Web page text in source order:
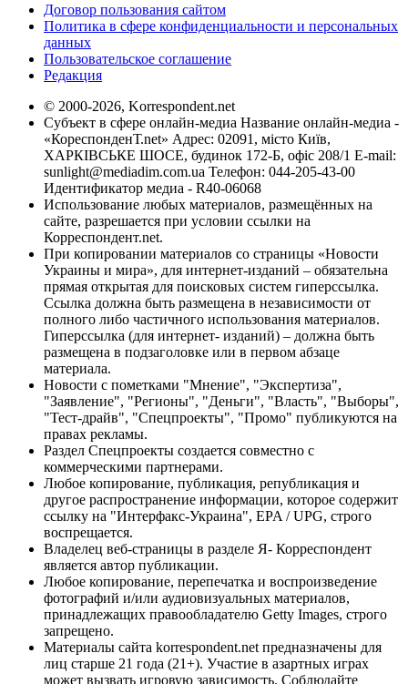
Договор пользования сайтом
Политика в сфере конфиденциальности и персональных
данных
Пользовательское соглашение
Редакция
© 2000-2026, Korrespondent.net
Субъект в сфере онлайн-медиа Название онлайн-медиа -
«КореспонденТ.net» Адрес: 02091, місто Київ,
ХАРКІВСЬКЕ ШОСЕ, будинок 172-Б, офіс 208/1 E-mail:
sunlight@mediadim.com.ua Телефон: 044-205-43-00
Идентификатор медиа - R40-06068
Использование любых материалов, размещённых на
сайте, разрешается при условии ссылки на
Корреспондент.net.
При копировании материалов со страницы «Новости
Украины и мира», для интернет-изданий – обязательна
прямая открытая для поисковых систем гиперссылка.
Ссылка должна быть размещена в независимости от
полного либо частичного использования материалов.
Гиперссылка (для интернет- изданий) – должна быть
размещена в подзаголовке или в первом абзаце
материала.
Новости с пометками "Мнение", "Экспертиза",
"Заявление", "Регионы", "Деньги", "Власть", "Выборы",
"Тест-драйв", "Спецпроекты", "Промо" публикуются на
правах рекламы.
Раздел Спецпроекты создается совместно с
коммерческими партнерами.
Любое копирование, публикация, републикация и
другое распространение информации, которое содержит
ссылку на "Интерфакс-Украина", EPA / UPG, строго
воспрещается.
Владелец веб-страницы в разделе Я- Корреспондент
является автор публикации.
Любое копирование, перепечатка и воспроизведение
фотографий и/или аудиовизуальных материалов,
принадлежащих правообладателю Getty Images, строго
запрещено.
Материалы сайта korrespondent.net предназначены для
лиц старше 21 года (21+). Участие в азартных играх
может вызвать игровую зависимость. Соблюдайте